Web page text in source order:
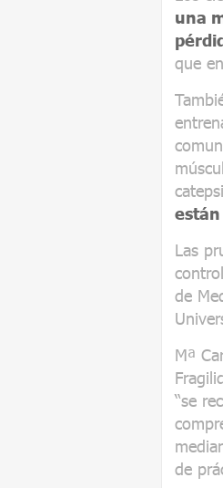
una
que
Las
de
Mª
“se
de